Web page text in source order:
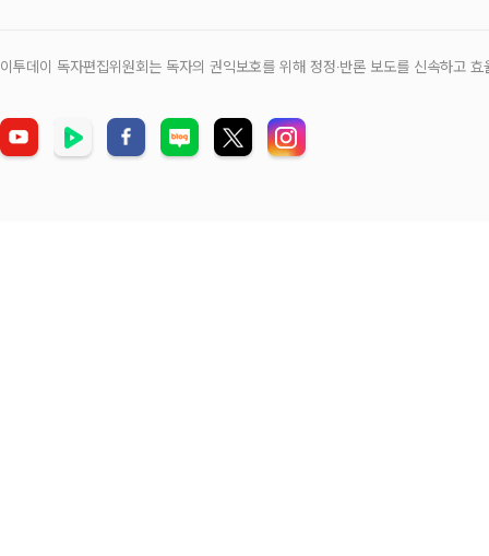
이투데이 독자편집위원회는 독자의 권익보호를 위해 정정‧반론 보도를 신속하고